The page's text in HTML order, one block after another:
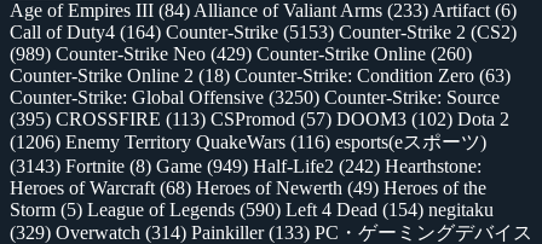
Age of Empires III (84) Alliance of Valiant Arms (233) Artifact (6)
Call of Duty4 (164) Counter-Strike (5153) Counter-Strike 2 (CS2)
(989) Counter-Strike Neo (429) Counter-Strike Online (260)
Counter-Strike Online 2 (18) Counter-Strike: Condition Zero (63)
Counter-Strike: Global Offensive (3250) Counter-Strike: Source
(395) CROSSFIRE (113) CSPromod (57) DOOM3 (102) Dota 2
(1206) Enemy Territory QuakeWars (116) esports(eスポーツ)
(3143) Fortnite (8) Game (949) Half-Life2 (242) Hearthstone:
Heroes of Warcraft (68) Heroes of Newerth (49) Heroes of the
Storm (5) League of Legends (590) Left 4 Dead (154) negitaku
(329) Overwatch (314) Painkiller(133) PC・ゲーミングデバイス